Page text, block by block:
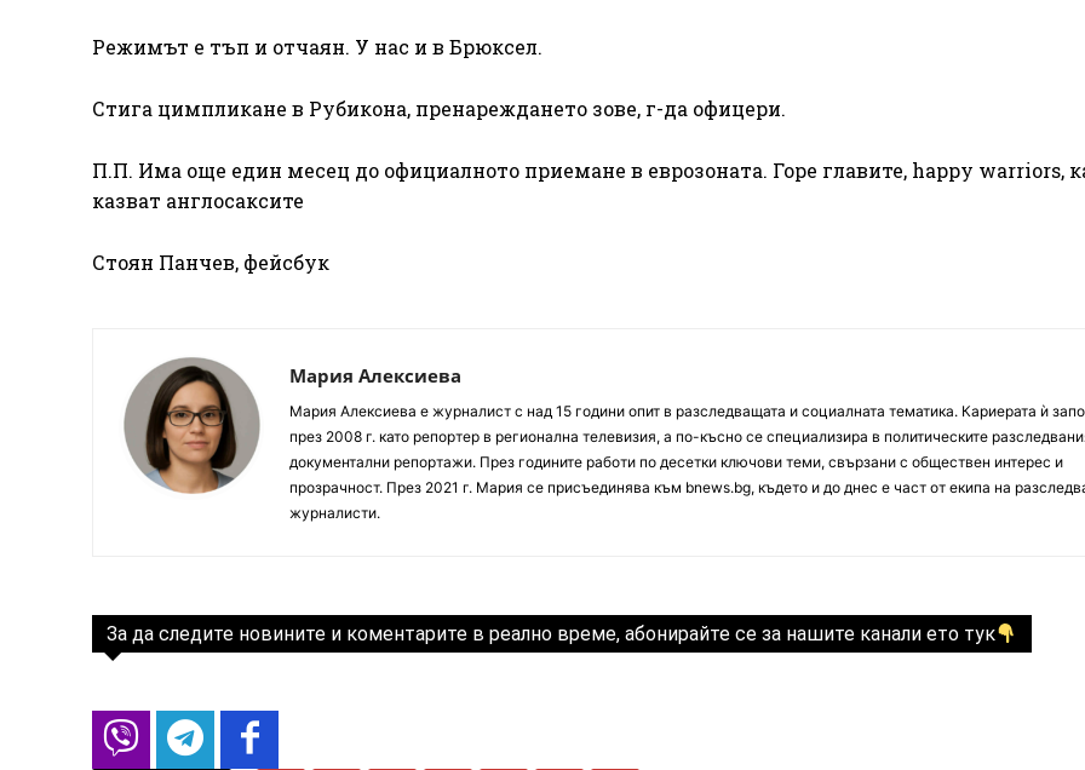
Режимът е тъп и отчаян. У нас и в Брюксел.
Стига цимпликане в Рубикона, пренареждането зове, г-да офицери.
П.П. Има още един месец до официалното приемане в еврозоната. Горе главите, happy warriors,
казват англосаксите
Стоян Панчев, фейсбук
Мария Алексиева
Мария Алексиева е журналист с над 15 години опит в разследващата и социалната тематика. Кариерата ѝ
през 2008 г. като репортер в регионална телевизия, а по-късно се специализира в политическите
документални репортажи. През годините работи по десетки ключови теми, свързани с обществен интерес и
прозрачност. През 2021 г. Мария се присъединява към bnews.bg, където и до днес е част от екипа на
журналисти.
За да следите новините и коментарите в реално време, абонирайте се за нашите канали ето тук